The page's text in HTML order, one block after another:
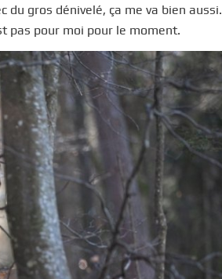
du gros dénivelé, ça me va bien aussi.
pas pour moi pour le moment.